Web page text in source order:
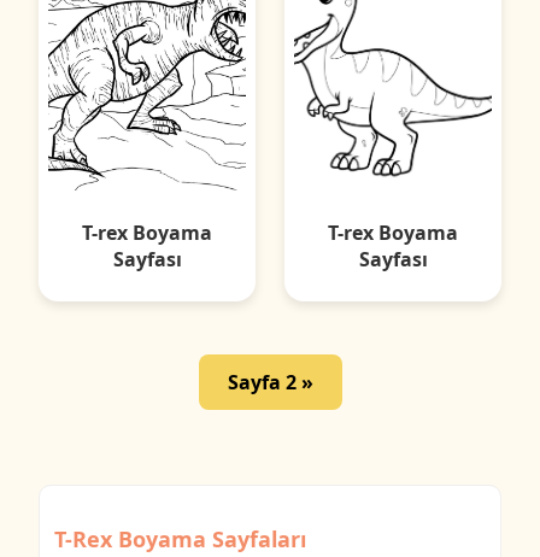
T-rex Boyama
Sayfası
T-rex Boyama
Sayfası
Sayfa 2 »
T-Rex Boyama Sayfaları